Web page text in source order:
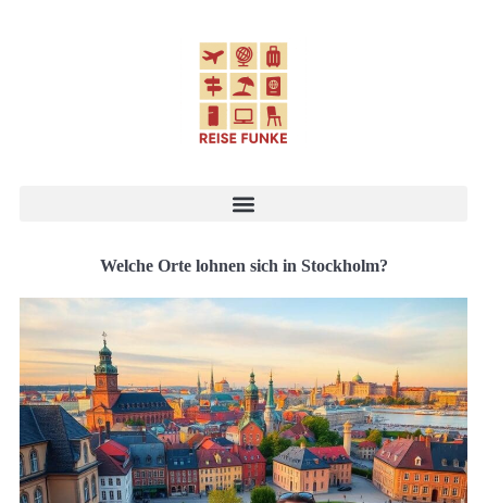
Welche Orte lohnen sich in Stockholm?